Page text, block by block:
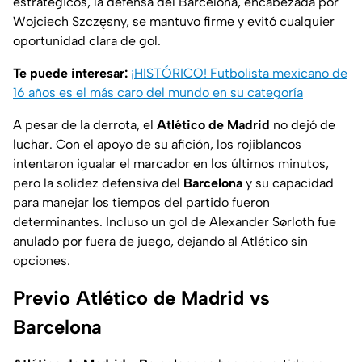
Wojciech Szczęsny, se mantuvo firme y evitó cualquier
oportunidad clara de gol.
Te puede interesar: ¡HISTÓRICO! Futbolista mexicano de
16 años es el más caro del mundo en su categoría
A pesar de la derrota, el Atlético de Madrid no dejó de
luchar. Con el apoyo de su afición, los rojiblancos
intentaron igualar el marcador en los últimos minutos,
pero la solidez defensiva del Barcelona y su capacidad
para manejar los tiempos del partido fueron
determinantes. Incluso un gol de Alexander Sørloth fue
anulado por fuera de juego, dejando al Atlético sin
opciones.
Previo Atlético de Madrid vs
Barcelona